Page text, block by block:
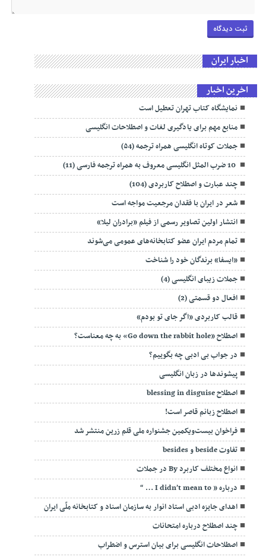
اخبار ایران
اخرین اخبار
نمایشگاه کتاب تهران تعطیل است
منابع مهم برای یادگیری لغات و اصطلاحات انگلیسی
جملات کوتاه انگلیسی همراه ترجمه (۵4)
چند عبارت و اصطلاح کاربردی (104)
شعر در ایران با فقدان مرجعیت مواجه است
انتشار اولین تصاویر رسمی از فیلم «برادران لیلا»
تمام مردم ایران عضو کتابخانه‌های عمومی می‌شوند
«ایسفا» برندگان خود را شناخت
جملات زیبای انگلیسی (4)
افعال دو قسمتی (2)
قالب کاربردی «اگر جای تو بودم»
اصطلاح «Go down the rabbit hole» به چه معناست؟
در جواب بی ادبی چه بگوییم؟
پیشوندها در زبان انگلیسی
اصطلاح blessing in disguise
اصطلاح زبانم قاصر است!
فراخوان بیست‌ویکمین جشنواره ملی قلم زرین منتشر شد
تفاوت beside و besides
انواع مختلف کاربرد By در جملات
درباره ” I didn’t mean to … “
اهدای جایزه ادبی استاد انوار به سازمان اسناد و کتابخانه ملّی ایران
چند اصطلاح درباره امتحانات
اصطلاحات انگلیسی برای بیان استرس و اضطراب